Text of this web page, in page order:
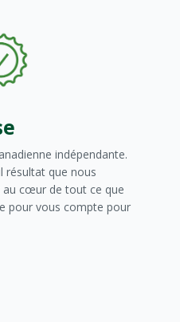
indépendante.
résultat que nous
au cœur de tout ce que
pour vous compte pour